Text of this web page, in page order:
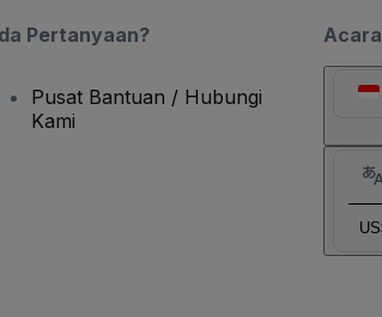
Pertanyaan?
Pusat Bantuan / Hubungi
Kami